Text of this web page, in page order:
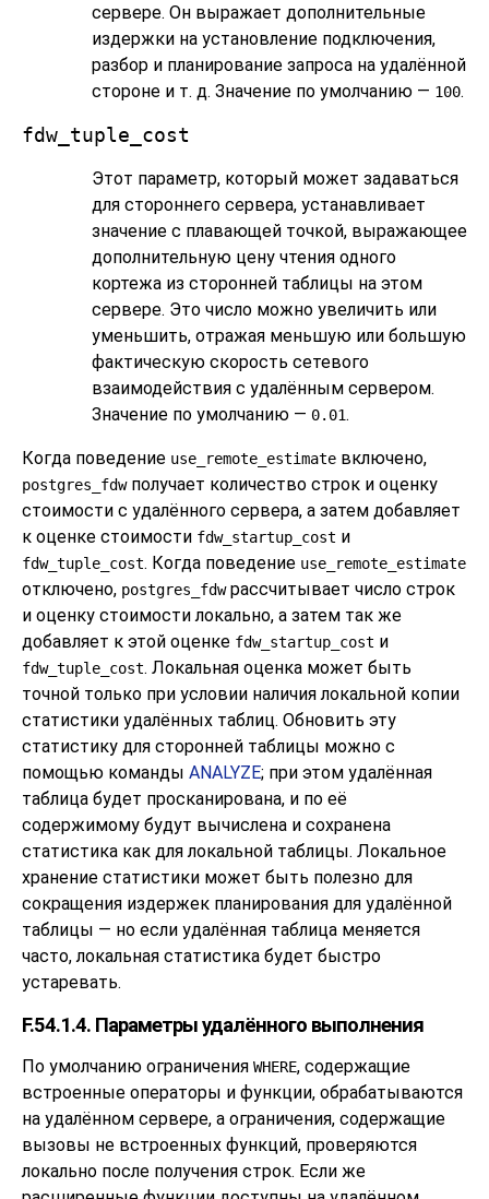
сервере. Он выражает дополнительные
издержки на установление подключения,
разбор и планирование запроса на удалённой
стороне и т. д. Значение по умолчанию — 100.
fdw_tuple_cost
Этот параметр, который может задаваться
для стороннего сервера, устанавливает
значение с плавающей точкой, выражающее
дополнительную цену чтения одного
кортежа из сторонней таблицы на этом
сервере. Это число можно увеличить или
уменьшить, отражая меньшую или большую
фактическую скорость сетевого
взаимодействия с удалённым сервером.
Значение по умолчанию — 0.01.
Когда поведение use_remote_estimate включено,
postgres_fdwполучает количество строк и оценку
стоимости с удалённого сервера, а затем добавляет
к оценке стоимости fdw_startup_cost и
fdw_tuple_cost. Когда поведение use_remote_estimate
отключено, postgres_fdwрассчитывает число строк
и оценку стоимости локально, а затем так же
добавляет к этой оценке fdw_startup_cost и
fdw_tuple_cost. Локальная оценка может быть
точной только при условии наличия локальной копии
статистики удалённых таблиц. Обновить эту
статистику для сторонней таблицы можно с
помощью команды ANALYZE; при этом удалённая
таблица будет просканирована, и по её
содержимому будут вычислена и сохранена
статистика как для локальной таблицы. Локальное
хранение статистики может быть полезно для
сокращения издержек планирования для удалённой
таблицы — но если удалённая таблица меняется
часто, локальная статистика будет быстро
устаревать.
F.54.1.4. Параметры удалённого выполнения
По умолчанию ограничения WHERE, содержащие
встроенные операторы и функции, обрабатываются
на удалённом сервере, а ограничения, содержащие
вызовы не встроенных функций, проверяются
локально после получения строк. Если же